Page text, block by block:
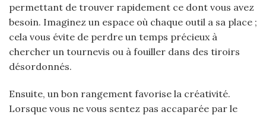
permettant de trouver rapidement ce dont vous avez
besoin. Imaginez un espace où chaque outil a sa place ;
cela vous évite de perdre un temps précieux à
chercher un tournevis ou à fouiller dans des tiroirs
désordonnés.
Ensuite, un bon rangement favorise la créativité.
Lorsque vous ne vous sentez pas accaparée par le